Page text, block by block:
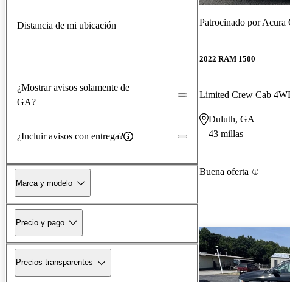
Distancia de mi ubicación
¿Mostrar avisos solamente de
GA?
¿Incluir avisos con entrega?
Marca y modelo
Precio y pago
Precios transparentes
Patrocinado porAcura
2022 RAM 1500
Limited Crew Cab
Duluth, GA
43 millas
Buena oferta